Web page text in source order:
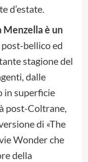
d’estate.
Menzella è un
bellico ed
stagione del
dalle
in superficie
post-Coltrane,
di «The
Wonder che
della